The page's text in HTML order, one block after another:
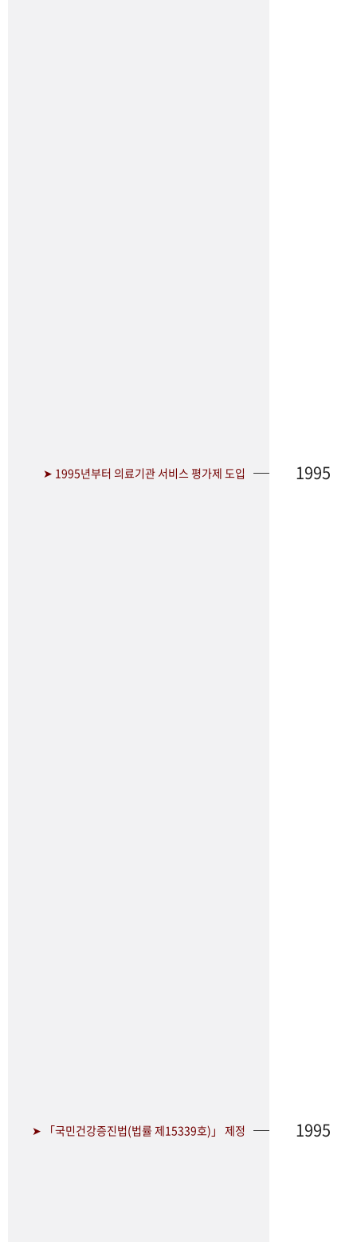
➤ 1995년부터 의료기관 서비스 평가제 도입 1995
➤ 「국민건강증진법(법률 제15339호)」 제정 1995